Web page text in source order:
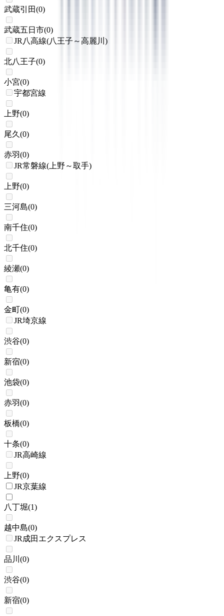
武蔵引田(0)
武蔵五日市(0)
JR八高線(八王子～高麗川)
北八王子(0)
小宮(0)
宇都宮線
上野(0)
尾久 (0)
赤羽(0)
JR常磐線(上野～取手)
上野(0)
三河島(0)
南千住(0)
北千住(0)
綾瀬(0)
亀有(0)
金町(0)
JR埼京線
渋谷(0)
新宿(0)
池袋(0)
赤羽(0)
板橋(0)
十条(0)
JR高崎線
上野(0)
JR京葉線
八丁堀(1)
越中島(0)
JR成田エクスプレス
品川 (0)
渋谷(0)
新宿(0)